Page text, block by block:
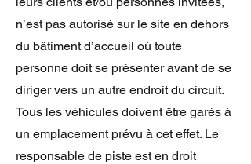
n’est pas autorisé sur le site en dehors
du bâtiment d’accueil où toute
personne doit se présenter avant de se
diriger vers un autre endroit du circuit.
Tous les véhicules doivent être garés à
un emplacement prévu à cet effet. Le
responsable de piste est en droit